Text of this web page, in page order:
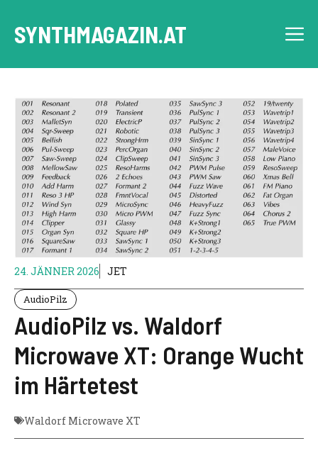
content
SYNTHMAGAZIN.AT
24. JÄNNER 2026 JET
AudioPilz
AudioPilz vs. Waldorf
Microwave XT: Orange Wucht
im Härtetest
Waldorf Microwave XT